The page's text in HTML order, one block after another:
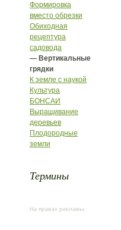
Формировка
вместо обрезки
Обиходная
рецептура
садовода
— Вертикальные
грядки
К земле с наукой
Культура
БОНСАИ
Выращивание
деревьев
Плодородные
земли
Термины
На правах рекламы: